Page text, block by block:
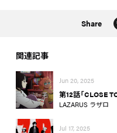
Share
関連記事
Jun 20, 2025
第12話「CLOSE
LAZARUS ラザロ
Jul 17, 2025